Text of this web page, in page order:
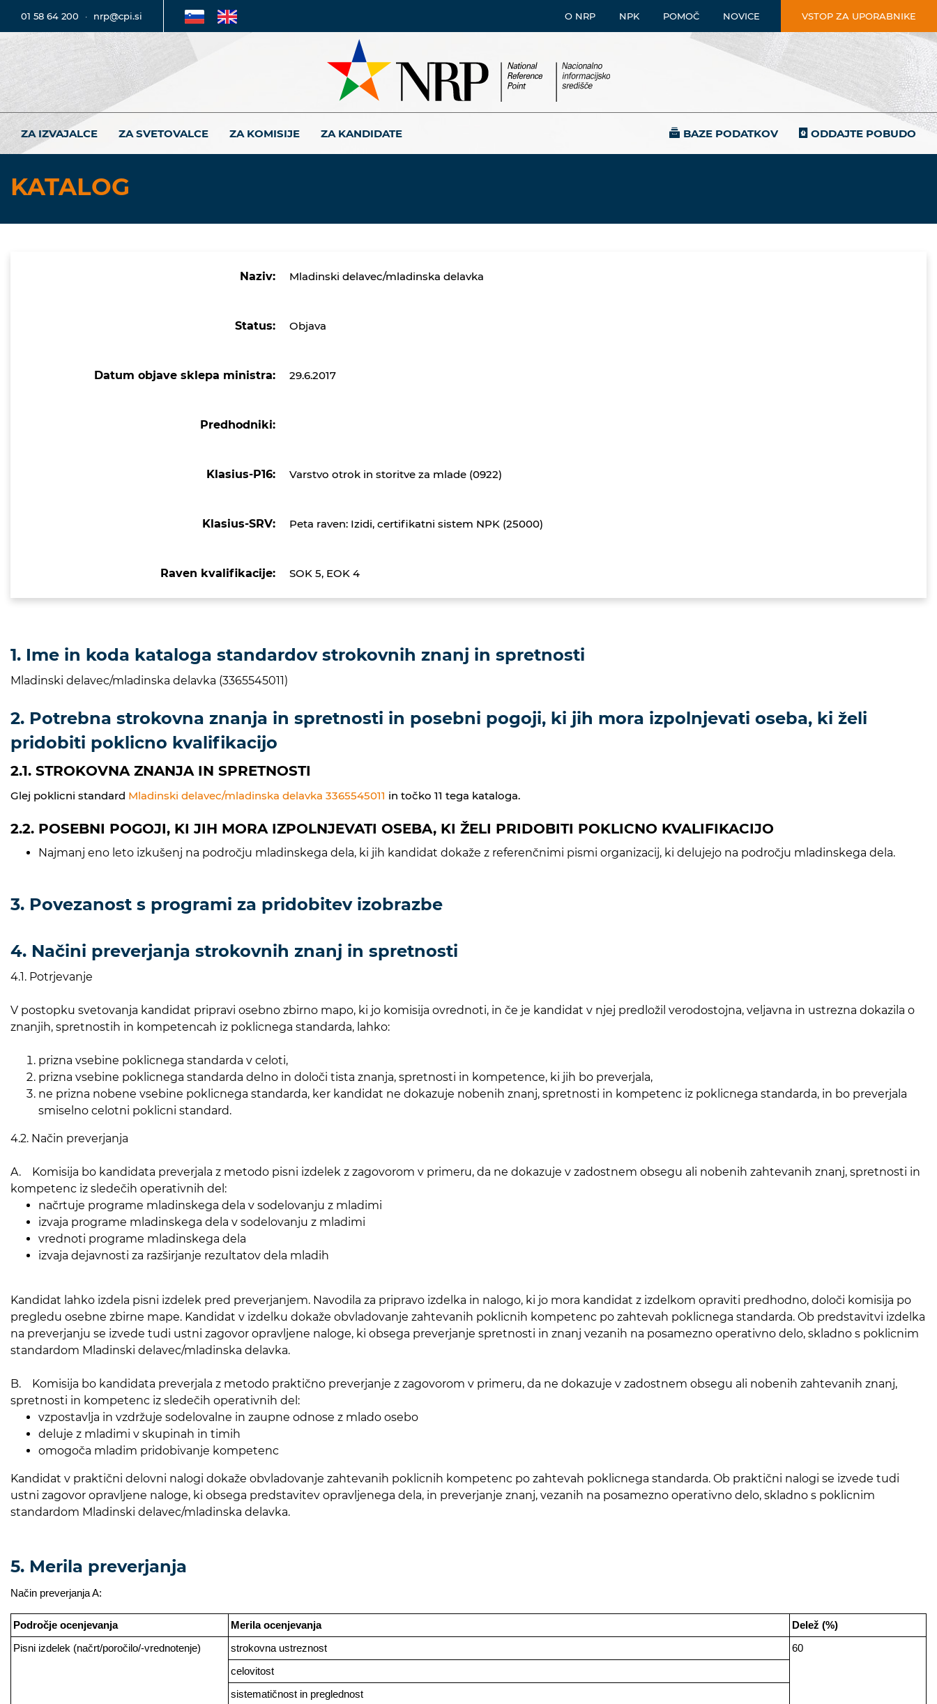
01 58 64 200 · nrp@cpi.si O NRP NPK POMOČ NOVICE VSTOP ZA UPORABNIKE
ZA IZVAJALCE ZA SVETOVALCE ZA KOMISIJE ZA KANDIDATE BAZE PODATKOV ODDAJTE POBUDO
KATALOG
Naziv: Mladinski delavec/mladinska delavka
Status: Objava
Datum objave sklepa ministra: 29.6.2017
Predhodniki:
Klasius-P16: Varstvo otrok in storitve za mlade (0922)
Klasius-SRV: Peta raven: Izidi, certifikatni sistem NPK (25000)
Raven kvalifikacije: SOK 5, EOK 4
1. Ime in koda kataloga standardov strokovnih znanj in spretnosti
Mladinski delavec/mladinska delavka (3365545011)
2. Potrebna strokovna znanja in spretnosti in posebni pogoji, ki jih mora izpolnjevati oseba, ki želi
pridobiti poklicno kvalifikacijo
2.1. STROKOVNA ZNANJA IN SPRETNOSTI
Glej poklicni standard Mladinski delavec/mladinska delavka 3365545011 in točko 11 tega kataloga.
2.2. POSEBNI POGOJI, KI JIH MORA IZPOLNJEVATI OSEBA, KI ŽELI PRIDOBITI POKLICNO KVALIFIKACIJO
Najmanj eno leto izkušenj na področju mladinskega dela, ki jih kandidat dokaže z referenčnimi pismi organizacij, ki delujejo na področju mladinskega dela.
3. Povezanost s programi za pridobitev izobrazbe
4. Načini preverjanja strokovnih znanj in spretnosti
4.1. Potrjevanje
V postopku svetovanja kandidat pripravi osebno zbirno mapo, ki jo komisija ovrednoti, in če je kandidat v njej predložil verodostojna, veljavna in ustrezna dokazila o
znanjih, spretnostih in kompetencah iz poklicnega standarda, lahko:
prizna vsebine poklicnega standarda v celoti,
prizna vsebine poklicnega standarda delno in določi tista znanja, spretnosti in kompetence, ki jih bo preverjala,
ne prizna nobene vsebine poklicnega standarda, ker kandidat ne dokazuje nobenih znanj, spretnosti in kompetenc iz poklicnega standarda, in bo preverjala
smiselno celotni poklicni standard.
4.2. Način preverjanja
A. Komisija bo kandidata preverjala z metodo pisni izdelek z zagovorom v primeru, da ne dokazuje v zadostnem obsegu ali nobenih zahtevanih znanj, spretnosti in
kompetenc iz sledečih operativnih del:
načrtuje programe mladinskega dela v sodelovanju z mladimi
izvaja programe mladinskega dela v sodelovanju z mladimi
vrednoti programe mladinskega dela
izvaja dejavnosti za razširjanje rezultatov dela mladih
Kandidat lahko izdela pisni izdelek pred preverjanjem. Navodila za pripravo izdelka in nalogo, ki jo mora kandidat z izdelkom opraviti predhodno, določi komisija po
pregledu osebne zbirne mape. Kandidat v izdelku dokaže obvladovanje zahtevanih poklicnih kompetenc po zahtevah poklicnega standarda. Ob predstavitvi izdelka
na preverjanju se izvede tudi ustni zagovor opravljene naloge, ki obsega preverjanje spretnosti in znanj vezanih na posamezno operativno delo, skladno s poklicnim
standardom Mladinski delavec/mladinska delavka.
B. Komisija bo kandidata preverjala z metodo praktično preverjanje z zagovorom v primeru, da ne dokazuje v zadostnem obsegu ali nobenih zahtevanih znanj,
spretnosti in kompetenc iz sledečih operativnih del:
vzpostavlja in vzdržuje sodelovalne in zaupne odnose z mlado osebo
deluje z mladimi v skupinah in timih
omogoča mladim pridobivanje kompetenc
Kandidat v praktični delovni nalogi dokaže obvladovanje zahtevanih poklicnih kompetenc po zahtevah poklicnega standarda. Ob praktični nalogi se izvede tudi
ustni zagovor opravljene naloge, ki obsega predstavitev opravljenega dela, in preverjanje znanj, vezanih na posamezno operativno delo, skladno s poklicnim
standardom Mladinski delavec/mladinska delavka.
5. Merila preverjanja
Način preverjanja A:
Področje ocenjevanja Merila ocenjevanja Delež (%)
Pisni izdelek (načrt/poročilo/-vrednotenje) strokovna ustreznost 60
celovitost
sistematičnost in preglednost